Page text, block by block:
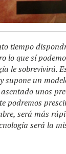
tiempo
lo que sí
le sobrevivirá.
supone un
unos
podremos
será más
será la